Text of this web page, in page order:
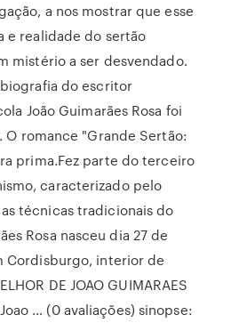
a nos mostrar que esse
e realidade do sertão
mistério a ser desvendado.
biografia do escritor
João Guimarães Rosa foi
romance "Grande Sertão:
prima.Fez parte do terceiro
caracterizado pelo
técnicas tradicionais do
Rosa nasceu dia 27 de
Cordisburgo, interior de
DE JOAO GUIMARAES
… (0 avaliações) sinopse: